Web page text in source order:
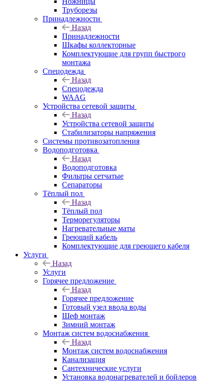
Труборезы
Принадлежности
Назад
Принадлежности
Шкафы коллекторные
Комплектующие для групп быстрого
монтажа
Спецодежда
Назад
Спецодежда
WAAG
Устройства сетевой защиты
Назад
Устройства сетевой защиты
Стабилизаторы напряжения
Системы противозатопления
Водоподготовка
Назад
Водоподготовка
Фильтры сетчатые
Сепараторы
Тёплый пол
Назад
Тёплый пол
Терморегуляторы
Нагревательные маты
Греющий кабель
Комплектующие для греющего кабеля
Услуги
Назад
Услуги
Горячее предложение
Назад
Горячее предложение
Готовый узел ввода воды
Шеф монтаж
Зимний монтаж
Монтаж систем водоснабжения
Назад
Монтаж систем водоснабжения
Канализация
Сантехнические услуги
Установка водонагревателей и бойлеров